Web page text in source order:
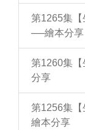
第1265集【
──繪本分享
第1260集
分享
第1256集
繪本分享